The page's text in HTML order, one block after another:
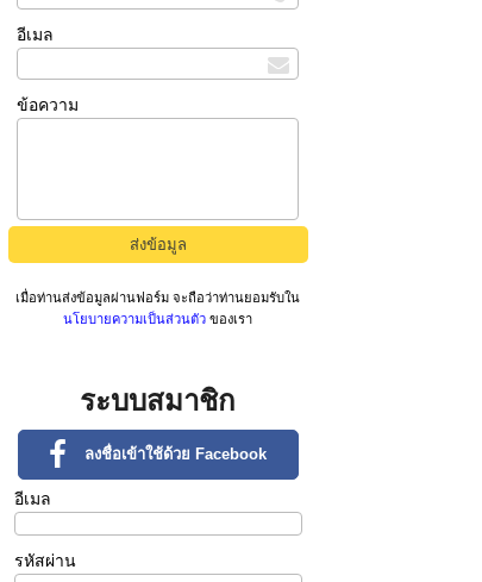
อีเมล
ข้อความ
เมื่อท่านส่งข้อมูลผ่านฟอร์ม จะถือว่าท่านยอมรับใน
นโยบายความเป็นส่วนตัวของเรา
ระบบสมาชิก
ลงชื่อเข้าใช้ด้วย Facebook
อีเมล
รหัสผ่าน